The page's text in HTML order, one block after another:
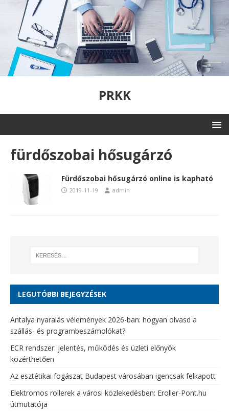
PRKK
fürdőszobai hősugárzó
Fürdőszobai hősugárzó online is kapható
2019-11-19 admin
LEGUTÓBBI BEJEGYZÉSEK
Antalya nyaralás vélemények 2026-ban: hogyan olvasd a
szállás- és programbeszámolókat?
ECR rendszer: jelentés, működés és üzleti előnyök
közérthetően
Az esztétikai fogászat Budapest városában igencsak felkapott
Elektromos rollerek a városi közlekedésben: Eroller-Pont.hu
útmutatója